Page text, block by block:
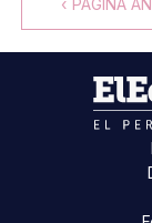
‹ PÁGINA